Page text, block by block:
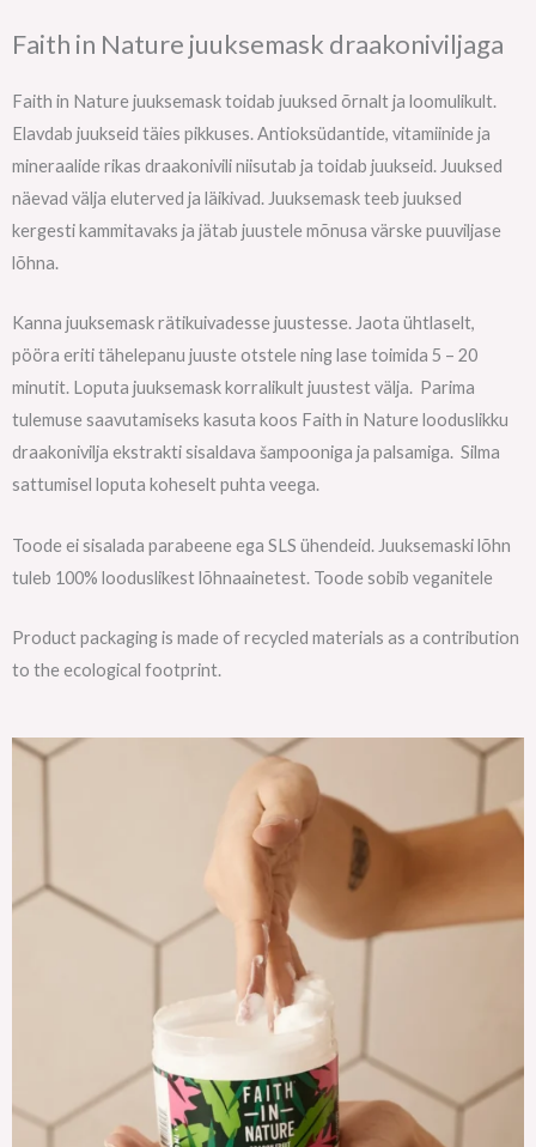
Faith in Nature juuksemask draakoniviljaga
Faith in Nature juuksemask toidab juuksed õrnalt ja loomulikult.
Elavdab juukseid täies pikkuses. Antioksüdantide, vitamiinide ja
mineraalide rikas draakonivili niisutab ja toidab juukseid. Juuksed
näevad välja eluterved ja läikivad. Juuksemask teeb juuksed
kergesti kammitavaks ja jätab juustele mõnusa värske puuviljase
lõhna.
Kanna juuksemask rätikuivadesse juustesse. Jaota ühtlaselt,
pööra eriti tähelepanu juuste otstele ning lase toimida 5 – 20
minutit. Loputa juuksemask korralikult juustest välja. Parima
tulemuse saavutamiseks kasuta koos Faith in Nature looduslikku
draakonivilja ekstrakti sisaldava šampooniga ja palsamiga. Silma
sattumisel loputa koheselt puhta veega.
Toode ei sisalada parabeene ega SLS ühendeid. Juuksemaski lõhn
tuleb 100% looduslikest lõhnaainetest. Toode sobib veganitele
Product packaging is made of recycled materials as a contribution
to the ecological footprint.